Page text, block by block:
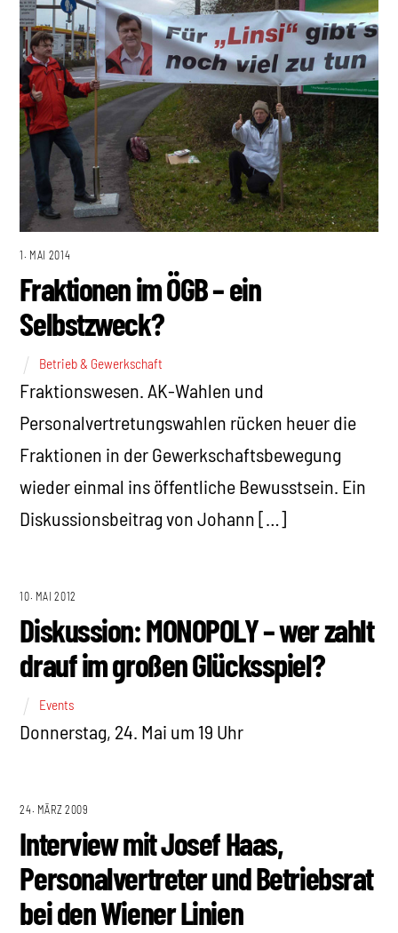
1. MAI 2014
Fraktionen im ÖGB – ein
Selbstzweck?
Betrieb & Gewerkschaft
Fraktionswesen. AK-Wahlen und
Personalvertretungswahlen rücken heuer die
Fraktionen in der Gewerkschaftsbewegung
wieder einmal ins öffentliche Bewusstsein. Ein
Diskussionsbeitrag von Johann […]
10. MAI 2012
Diskussion: MONOPOLY – wer zahlt
drauf im großen Glücksspiel?
Events
Donnerstag, 24. Mai um 19 Uhr
24. MÄRZ 2009
Interview mit Josef Haas,
Personalvertreter und Betriebsrat
bei den Wiener Linien